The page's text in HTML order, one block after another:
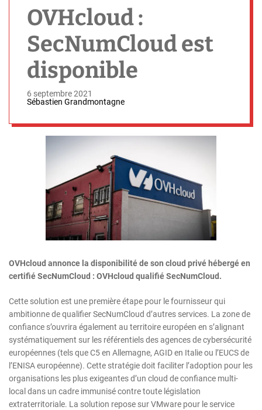
OVHcloud :
SecNumCloud est
disponible
6 septembre 2021
Sébastien Grandmontagne
OVHcloud annonce la disponibilité de son cloud privé hébergé en
certifié SecNumCloud : OVHcloud qualifié SecNumCloud.
Cette solution est une première étape pour le fournisseur qui
ambitionne de qualifier SecNumCloud d’autres services. La zone de
confiance s’ouvrira également au territoire européen en s’alignant
systématiquement sur les référentiels des agences de cybersécurité
européennes (tels que C5 en Allemagne, AGID en Italie ou l’EUCS de
l’ENISA européenne). Cette stratégie doit faciliter l’adoption pour les
organisations les plus exigeantes d’un cloud de confiance multi-
local dans un cadre immunisé contre toute législation
extraterritoriale. La solution repose sur VMware pour le service